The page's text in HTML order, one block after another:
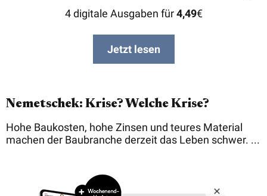
4 digitale Ausgaben für4,49€
Jetzt lesen
Nemetschek: Krise? Welche Krise?
Hohe Baukosten, hohe Zinsen und teures Material
machen der Baubranche derzeit das Leben schwer. ...